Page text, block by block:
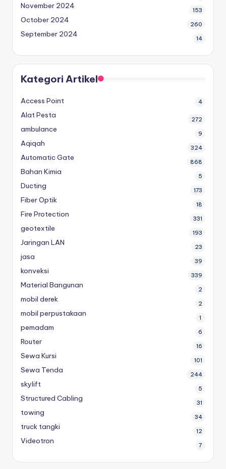
November 2024 153
October 2024 260
September 2024 14
Kategori Artikel
Access Point 4
Alat Pesta 272
ambulance 9
Aqiqah 324
Automatic Gate 868
Bahan Kimia 5
Ducting 173
Fiber Optik 18
Fire Protection 331
geotextile 193
Jaringan LAN 23
jasa 39
konveksi 339
Material Bangunan 2
mobil derek 2
mobil perpustakaan 1
pemadam 6
Router 16
Sewa Kursi 101
Sewa Tenda 244
skylift 5
Structured Cabling 31
towing 34
truck tangki 12
Videotron 7